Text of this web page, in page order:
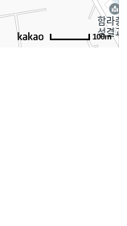
100m